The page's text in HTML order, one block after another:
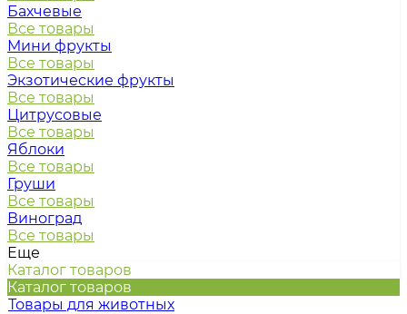
Бахчевые
Все товары
Мини фрукты
Все товары
Экзотические фрукты
Все товары
Цитрусовые
Все товары
Яблоки
Все товары
Груши
Все товары
Виноград
Все товары
Еще
Каталог товаров
Каталог товаров
Товары для животных